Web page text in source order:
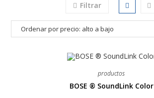
Filtrar
productos
BOSE ® SoundLink Color